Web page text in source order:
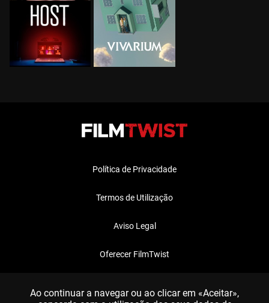
Política de Privacidade
Termos de Utilização
Aviso Legal
Oferecer FilmTwist
Ao continuar a navegar ou ao clicar em «Aceitar»,